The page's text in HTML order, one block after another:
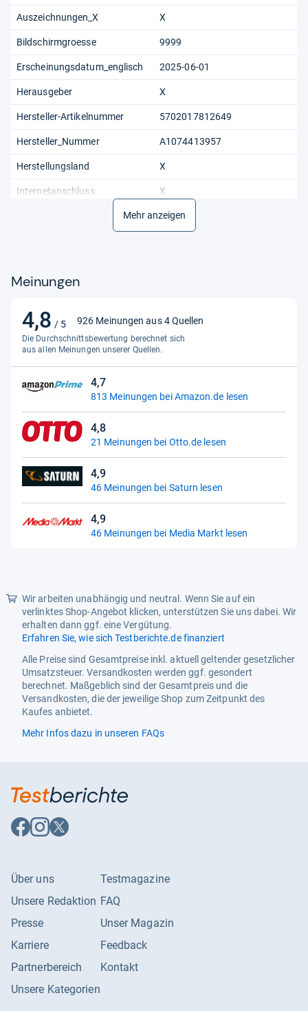
Auszeichnungen_X X
Bildschirmgroesse 9999
Erscheinungsdatum_englisch 2025-06-01
Herausgeber X
Hersteller-Artikelnummer 5702017812649
Hersteller_Nummer A1074413957
Herstellungsland X
Internetanschluss X
https://assets.thalia.media/vi
deo/artikel/537/920/537920f
Serie LEGO® City
Shop-ID 39
Speicherkapazitaet X
Titel_alleinstehend
LEGO City
UPC_Pruefung 5702017812649
gpsr_ansprechpartner
Grasbrunn; Deutschla
gpsr_herstelleradresse
Aastvej 1
warnhinweis Achtung! Kleine Teile.
Mehr anzeigen
Meinungen
4,8 / 5
4,8
von
5
Sternen
926 Meinungen aus 4 Quellen
Die Durchschnittsbewertung berechnet sich
aus allen Meinungen unserer Quellen.
4,7
4,7
von
Sternen
813 Meinungen bei Amazon.de lesen
4,8
4,8
von
Sternen
21 Meinungen bei Otto.de lesen
4,9
4,9
von
Sternen
46 Meinungen bei Saturn lesen
4,9
4,9
von
46 Meinungen bei Media Markt lesen
Wir arbeiten unabhängig und neutral. Wenn Sie auf ein
verlinktes Shop-Angebot klicken, unterstützen Sie uns dabei. Wir
erhalten dann ggf. eine Vergütung.
Erfahren Sie, wie sich Testberichte.de finanziert
Alle Preise sind Gesamtpreise inkl. aktuell geltender gesetzlicher
Umsatzsteuer. Versandkosten werden ggf. gesondert
berechnet. Maßgeblich sind der Gesamtpreis und die
Versandkosten, die der jeweilige Shop zum Zeitpunkt des
Kaufes anbietet.
Mehr Infos dazu in unseren FAQs
Auf
Facebook
Auf
Instagram
Auf
X
Über uns
Unsere Redaktion
Presse
Karriere
Partnerbereich
Unsere Kategorien
Testmagazine
FAQ
Unser Magazin
Feedback
Kontakt